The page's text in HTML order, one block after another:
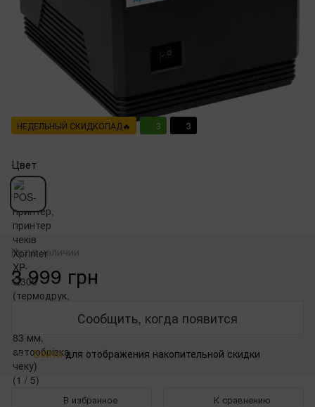
НЕДЕЛЬНЫЙ СКИДКОПАД🔥 3 3
Цвет
Нет в наличии
3 999 грн
Сообщить, когда появится
% Войтидля отображения накопительной скидки
В избранное К сравнению